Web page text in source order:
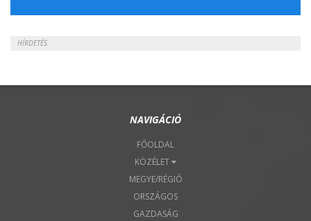
HÍRDETÉS
NAVIGÁCIÓ
FŐOLDAL
KÖZÉLET
MEGYE/RÉGIÓ
ORSZÁGOS
GAZDASÁG